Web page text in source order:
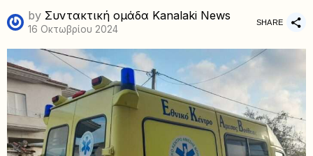
by Συντακτική ομάδα Kanalaki News
16 Οκτωβρίου 2024
SHARE